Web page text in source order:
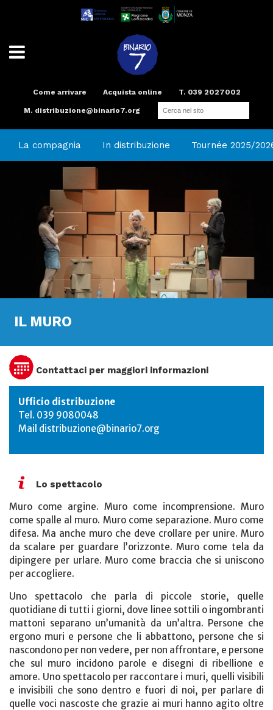
Come arrivare Acquista online T. 039 2027002
M. distribuzione@binario7.org
Teatro
Scuola di teatro
Compagnia
Radio
Spazi e Servizi
Binario Arte
La compagnia In distribuzione Tournée 2025/
IL MURO
Contattaci per maggiori informazioni
Ufficio distribuzione
Tel. 039 9080048
Mail distribuzione@binario7.org
Lo spettacolo
Muro come argine. Muro come incomprensione. Muro
come spalle al muro. Muro come separazione. Muro come
difesa. Ma anche muro che deve crollare per unire. Muro
da scalare per guardare l’orizzonte. Muro come tela da
dipingere per urlare. Muro come braccia che si uniscono
per accogliere.
Uno spettacolo che parla di piccole storie, quelle
quotidiane di tutti i giorni, dove linee sottili o ingombranti
mattoni separano un’umanità da un’altra. Persone che
ergono muri e persone che li abbattono, persone che si
nascondono per non vedere, per non affrontare, e persone
che sul muro incidono parole e disegni di ribellione e
amore. Uno spettacolo per raccontare i muri, quelli visibili
e invisibili che sono dentro e fuori di noi, per parlare di
quelle voci nascoste che grazie ai muri hanno agito oltre